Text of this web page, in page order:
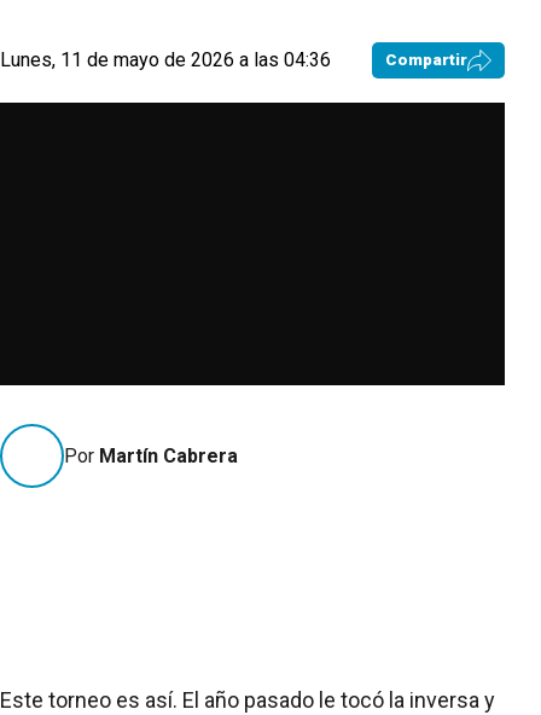
Lunes, 11 de mayo de 2026 a las 04:36 Compartir
Por Martín Cabrera
Este torneo es así. El año pasado le tocó la inversa y